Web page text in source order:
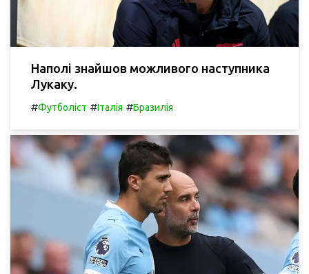
Наполі знайшов можливого наступника
Лукаку.
#Футболіст #Італія #Бразилія